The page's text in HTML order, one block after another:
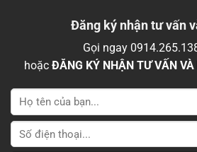
Đăng ký nhận tư vấn
Gọi ngay
hoặc ĐĂNG KÝ NHẬN TƯ VẤN VÀ